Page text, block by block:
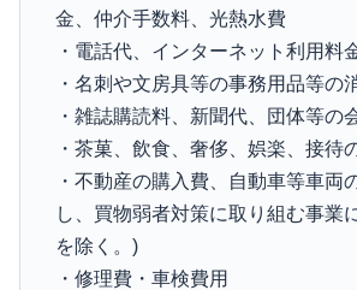
金、仲介手数料、光熱水費
・電話代、インターネット利用料
・名刺や文房具等の事務用品等の
・雑誌購読料、新聞代、団体等の
・茶菓、飲食、奢侈、娯楽、接待
・不動産の購入費、自動車等車両
し、買物弱者対策に取り組む事業
を除く。)
・修理費・車検費用